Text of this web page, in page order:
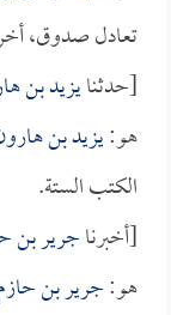
تعادل صدوق،
[حدثنايزيد بن
هو:يزيد بن
الكتب الستة.
[أخبرناجرير بن
هو:جرير بن